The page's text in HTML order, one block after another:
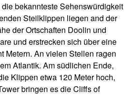
bekannteste Sehenswürdigkeit
Steilklippen liegen and der
der Ortschaften Doolin und
und erstrecken sich über eine
Metern. An vielen Stellen ragen
Atlantik. Am südlichen Ende,
Klippen etwa 120 Meter hoch,
bringen es die Cliffs of